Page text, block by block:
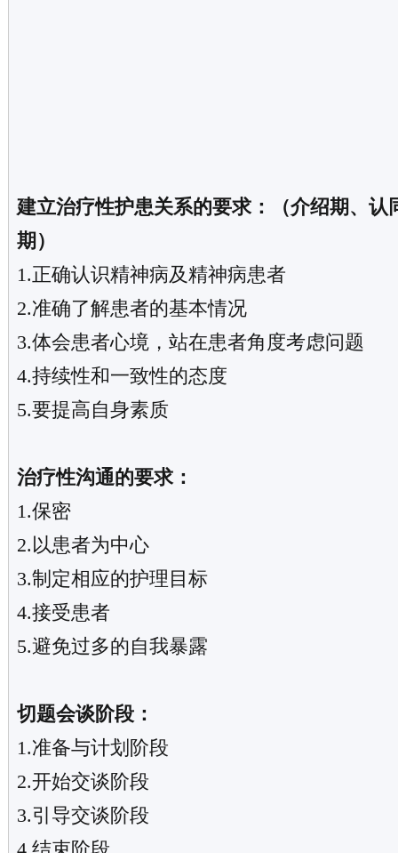
建立治疗性护患关系的要求：（介绍期、认
期）
1.正确认识精神病及精神病患者
2.准确了解患者的基本情况
3.体会患者心境，站在患者角度考虑问题
4.持续性和一致性的态度
5.要提高自身素质
治疗性沟通的要求：
1.保密
2.以患者为中心
3.制定相应的护理目标
4.接受患者
5.避免过多的自我暴露
切题会谈阶段：
1.准备与计划阶段
2.开始交谈阶段
3.引导交谈阶段